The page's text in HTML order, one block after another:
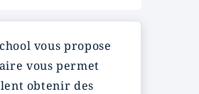
vous propose
vous permet
obtenir des